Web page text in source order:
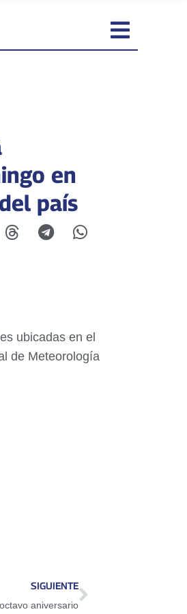
en
país
ubicadas en el
de Meteorología
SIGUIENTE
aniversario